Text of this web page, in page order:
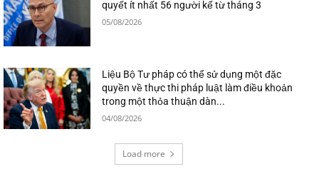
quyết ít nhất 56 người kể từ tháng 3
05/08/2026
Liệu Bộ Tư pháp có thể sử dụng một đặc
quyền về thực thi pháp luật làm điều khoản
trong một thỏa thuận dàn...
04/08/2026
Load more